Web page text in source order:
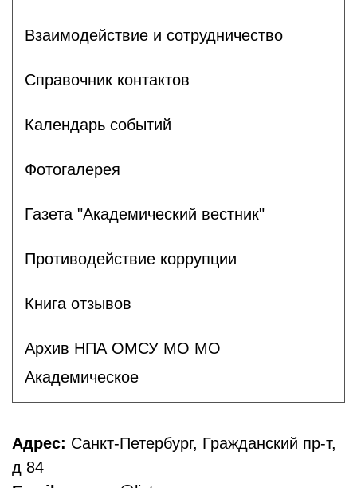
Взаимодействие и сотрудничество
Справочник контактов
Календарь событий
Фотогалерея
Газета "Академический вестник"
Противодействие коррупции
Книга отзывов
Архив НПА ОМСУ МО МО
Академическое
Адрес: Санкт-Петербург, Гражданский пр-т,
д 84